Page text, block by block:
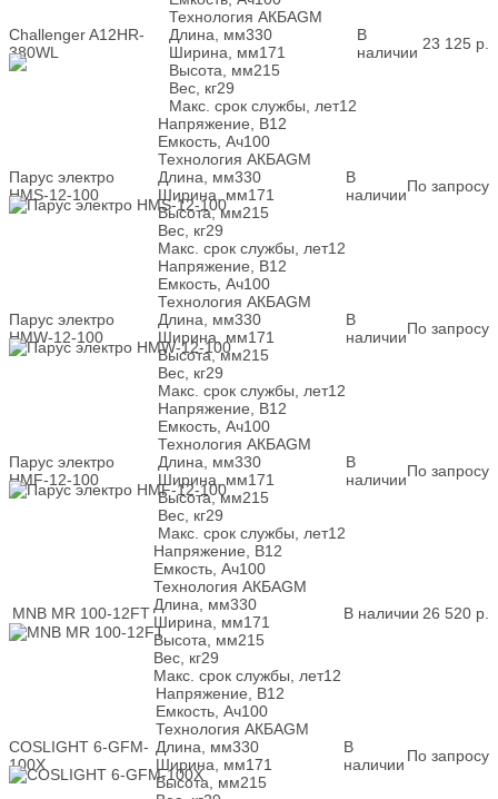
Challenger A12HR-
380WL
Технология АКБAGM
Длина, мм330
Ширина, мм171
Высота, мм215
Вес, кг29
Макс. срок службы, лет12
В
наличии 23 125 р.
Парус электро
HMS-12-100
Напряжение, В12
Емкость, Ач100
Технология АКБAGM
Длина, мм330
Ширина, мм171
Высота, мм215
Вес, кг29
Макс. срок службы, лет12
В
наличииПо запросу
Парус электро
HMW-12-100
Напряжение, В12
Емкость, Ач100
Технология АКБAGM
Длина, мм330
Ширина, мм171
Высота, мм215
Вес, кг29
Макс. срок службы, лет12
В
наличииПо запросу
Парус электро
HMF-12-100
Напряжение, В12
Емкость, Ач100
Технология АКБAGM
Длина, мм330
Ширина, мм171
Высота, мм215
Вес, кг29
Макс. срок службы, лет12
В
наличииПо запросу
MNB MR 100-12FT
Напряжение, В12
Емкость, Ач100
Технология АКБAGM
Длина, мм330
Ширина, мм171
Высота, мм215
Вес, кг29
Макс. срок службы, лет12
В наличии 26 520 р.
COSLIGHT 6-GFM-
100X
Напряжение, В12
Емкость, Ач100
Технология АКБAGM
Длина, мм330
Ширина, мм171
Высота, мм215
В
наличии По запросу